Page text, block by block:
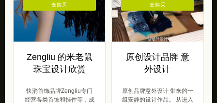
Zengliu 的米老鼠
珠宝设计欣赏
快消首饰品牌Zengliu专门
经营各类首饰和挂件等，成
去购买
原创设计品牌 意
外设计
原创品牌意外设计 带来的一
组安静的设计作品。 从进入
去购买